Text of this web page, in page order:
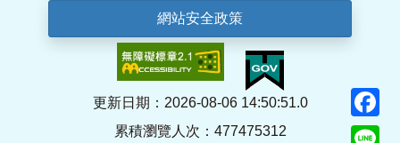
網站安全政策
更新日期：2026-08-06 14:50:51.0
累積瀏覽人次：477475312